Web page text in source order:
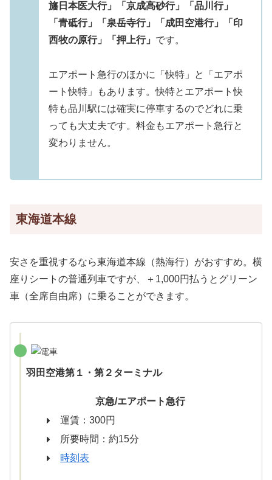
旛日本医大行」「京成高砂行」「品川行」
「青砥行」「泉岳寺行」「成田空港行」「印
西牧の原行」「押上行」 です。
エアポート急行のほかに「快特」と「エアポ
ート快特」もあります。快特とエアポート快
特も品川駅には確実に停車するのでどれに乗
っても大丈夫です。料金もエアポート急行と
変わりません。
東海道本線
安さを重視するなら東海道本線（熱海行）がおすすめ。横
座りシートの普通列車ですが、＋1,000円払うとグリーン
車（全席自由席）に乗ることができます。
羽田空港第１・第２ターミナル
京急/エアポート急行
運賃：300円
所要時間：約15分
時刻表